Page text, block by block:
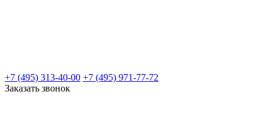
+7 (495) 313-40-00 +7 (495) 971-77-72
Заказать звонок